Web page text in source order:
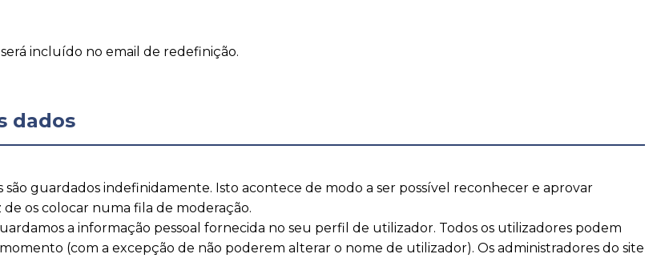
incluído no email de redefinição.
dados
guardados indefinidamente. Isto acontece de modo a ser possível reconhecer e aprovar
os colocar numa fila de moderação.
a informação pessoal fornecida no seu perfil de utilizador. Todos os utilizadores podem
(com a excepção de não poderem alterar o nome de utilizador). Os administradores do site